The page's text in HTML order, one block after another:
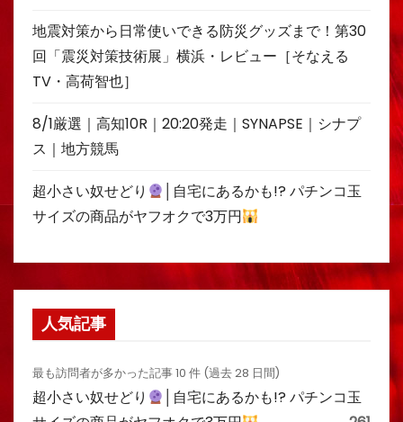
地震対策から日常使いできる防災グッズまで！第30
回「震災対策技術展」横浜・レビュー［そなえる
TV・高荷智也］
8/1厳選｜高知10R｜20:20発走｜SYNAPSE｜シナプ
ス｜地方競馬
超小さい奴せどり
│自宅にあるかも!? パチンコ玉
サイズの商品がヤフオクで3万円
人気記事
最も訪問者が多かった記事 10 件 (過去 28 日間)
超小さい奴せどり
│自宅にあるかも!? パチンコ玉